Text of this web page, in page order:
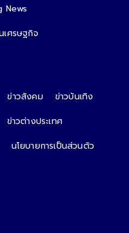
News
เศรษฐกิจ
ข่าวสังคม
ข่าวบันเทิง
ข่าวต่างประเทศ
นโยบายการเป็นส่วนตัว